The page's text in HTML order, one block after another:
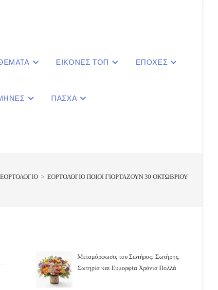
ΕΙΚΟΝΕΣ ΤΟΠ ΕΠΟΧΕΣ
ΠΑΣΧΑ
ΕΟΡΤΟΛΟΓΙΟ > ΕΟΡΤΟΛΟΓΙΟ ΠΟΙΟΙ ΓΙΟΡΤΑΖΟΥΝ 30 ΟΚΤΩΒΡΙΟΥ
Μεταμόρφωσις του Σωτήρος: Σωτήρης,
Σωτηρία και Ευμορφία Χρόνια Πολλά